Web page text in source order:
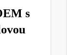
s